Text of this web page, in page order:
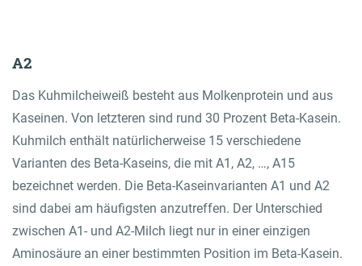
Onlineshop
Contatto
A2
Das Kuhmilcheiweiß besteht aus Molkenprotein und aus
Kaseinen. Von letzteren sind rund 30 Prozent Beta-Kasein.
Kuhmilch enthält natürlicherweise 15 verschiedene
Varianten des Beta-Kaseins, die mit A1, A2, …, A15
bezeichnet werden. Die Beta-Kaseinvarianten A1 und A2
sind dabei am häufigsten anzutreffen. Der Unterschied
zwischen A1- und A2-Milch liegt nur in einer einzigen
Aminosäure an einer bestimmten Position im Beta-Kasein.